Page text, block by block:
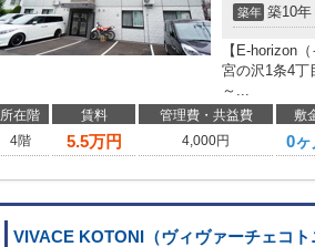
築年 築10年
【E-horizon
宮の沢1条4丁
～...
所在階 賃料 管理費・共益費 敷
4階
5.5万円 4,000円 0ヶ
VIVACE KOTONI（ヴィヴァーチェコト